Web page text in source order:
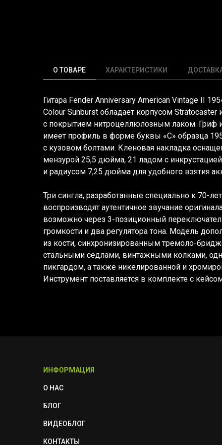
О ТОВАРЕ ХАРАКТЕРИСТИКИ
Гитара Fender Anniversary American Vintage II
Colour Sunburst обладает корпусом Stratocaster
с покрытием нитроцеллюлозным лаком. Гриф
имеет профиль в форме буквы «С» образца
с кузовом болтами. Кленовая накладка
мензурой 25,5 дюйма, 21 ладом с
и радиусом 7,25 дюйма для удобного взятия
Три сингла, разработанные специально к 70-
воспроизводят аутентичное звучание
возможно через 3-позиционный
громкости и два регулятора тона. Модель
из кости, синхронизированным тремоло-
стальными сёдлами, винтажными колками,
пикгардом, а также никелированной и
Инструмент поставляется в комплекте с
ИНФОРМАЦИЯ
О НАС
БЛОГ
ВИДЕОБЛОГ
КОНТАКТЫ